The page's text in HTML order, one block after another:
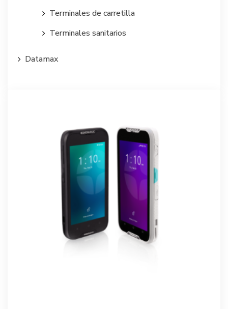
Terminales de carretilla
Terminales sanitarios
Datamax